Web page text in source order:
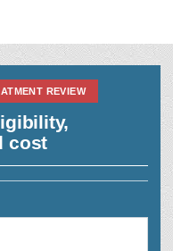
REVIEW
cost